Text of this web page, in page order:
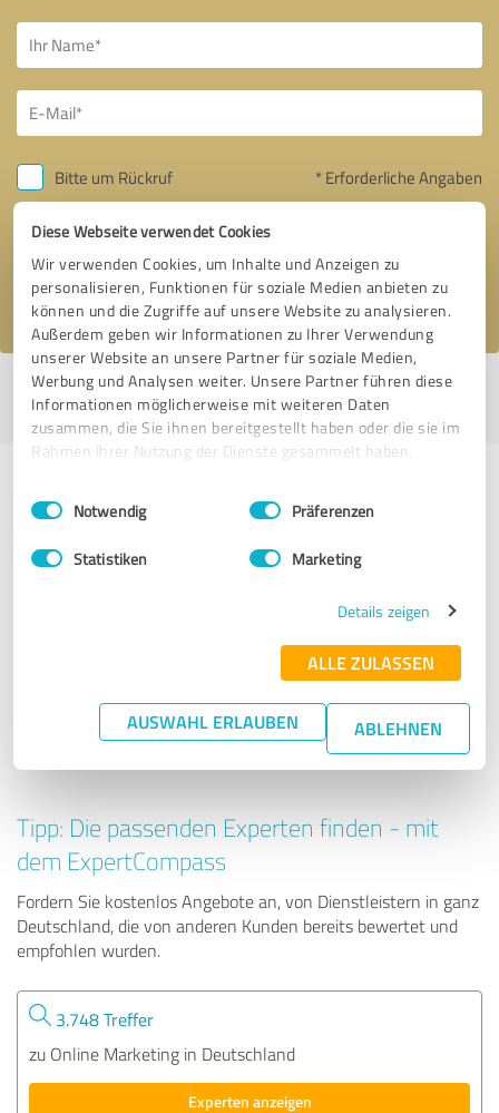
Diese Webseite verwendet Cookies
Wir verwenden Cookies, um Inhalte und Anzeigen zu
personalisieren, Funktionen für soziale Medien anbieten zu
können und die Zugriffe auf unsere Website zu analysieren.
Außerdem geben wir Informationen zu Ihrer Verwendung
unserer Website an unsere Partner für soziale Medien,
Werbung und Analysen weiter. Unsere Partner führen diese
Informationen möglicherweise mit weiteren Daten
zusammen, die Sie ihnen bereitgestellt haben oder die sie im
Rahmen Ihrer Nutzung der Dienste gesammelt haben.
Impressum Datenschutzbestimmungen
Einwilligungsauswahl
Notwendig Präferenzen
Statistiken Marketing
Details zeigen
ALLE ZULASSEN
AUSWAHL ERLAUBEN ABLEHNEN
Bitte um Rückruf * Erforderliche Angaben
Nachricht senden
Ich stimme denDatenschutzbestimmungenzu.
Profil aktiv seit 28.12.2015 |Letzte Aktualisierung: 21.07.2026|Profil
melden
Anbietern aus dem Bereich Online
Marketing
4.97 von 5
Tipp: Die passenden Experten finden - mit
dem ExpertCompass
Fordern Sie kostenlos Angebote an, von Dienstleistern in ganz
Deutschland, die von anderen Kunden bereits bewertet und
empfohlen wurden.
3.748 Treffer
zu Online Marketing in Deutschland
Experten anzeigen